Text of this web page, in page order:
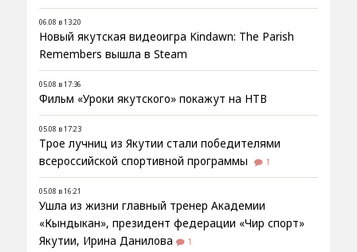
06.08 в 13:20
Новый якутская видеоигра Kindawn: The Parish
Remembers вышла в Steam
05.08 в 17:36
Фильм «Уроки якутского» покажут на НТВ
05.08 в 17:23
Трое лучниц из Якутии стали победителями
всероссийской спортивной программы
1
05.08 в 16:21
Ушла из жизни главный тренер Академии
«Кындыкан», президент федерации «Чир спорт»
Якутии, Ирина Данилова
1